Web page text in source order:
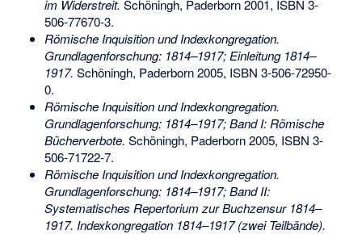
im Widerstreit. Schöningh, Paderborn 2001, ISBN 3-
506-77670-3.
Römische Inquisition und Indexkongregation.
Grundlagenforschung: 1814–1917; Einleitung 1814–
1917. Schöningh, Paderborn 2005, ISBN 3-506-72950-
0.
Römische Inquisition und Indexkongregation.
Grundlagenforschung: 1814–1917; Band I: Römische
Bücherverbote. Schöningh, Paderborn 2005, ISBN 3-
506-71722-7.
Römische Inquisition und Indexkongregation.
Grundlagenforschung: 1814–1917; Band II:
Systematisches Repertorium zur Buchzensur 1814–
1917. Indexkongregation 1814–1917 (zwei Teilbände).